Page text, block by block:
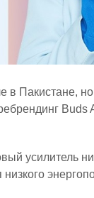
Пакистане,
усилитель